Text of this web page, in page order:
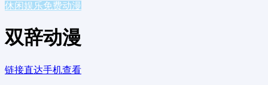
休闲娱乐免费动漫
双辞动漫
链接直达手机查看